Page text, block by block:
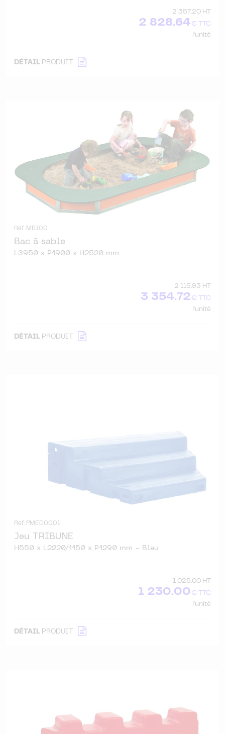
2 357.20 HT
2 828.64€ TTC
l'unité
DÉTAIL PRODUIT
Réf. MB100
Bac à sable
L3950 x P1900 x H2520 mm
2 115.93 HT
3 354.72€ TTC
l'unité
DÉTAIL PRODUIT
Réf. PMED0001
Jeu TRIBUNE
H550 x L2220/1150 x P1290 mm - Bleu
1 025.00 HT
1 230.00€ TTC
l'unité
DÉTAIL PRODUIT